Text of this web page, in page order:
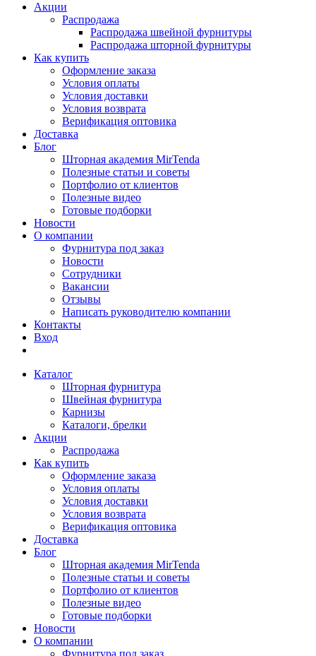
Акции
Распродажа
Распродажа швейной фурнитуры
Распродажа шторной фурнитуры
Как купить
Оформление заказа
Условия оплаты
Условия доставки
Условия возврата
Верификация оптовика
Доставка
Блог
Шторная академия MirTenda
Полезные статьи и советы
Портфолио от клиентов
Полезные видео
Готовые подборки
Новости
О компании
Фурнитура под заказ
Новости
Сотрудники
Вакансии
Отзывы
Написать руководителю компании
Контакты
Вход
Каталог
Шторная фурнитура
Швейная фурнитура
Карнизы
Каталоги, брелки
Акции
Распродажа
Как купить
Оформление заказа
Условия оплаты
Условия доставки
Условия возврата
Верификация оптовика
Доставка
Блог
Шторная академия MirTenda
Полезные статьи и советы
Портфолио от клиентов
Полезные видео
Готовые подборки
Новости
О компании
Фурнитура под заказ